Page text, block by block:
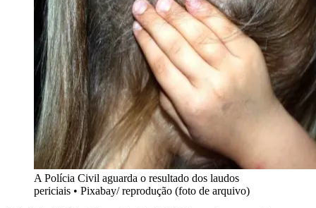
A Polícia Civil aguarda o resultado dos laudos
periciais • Pixabay/ reprodução (foto de arquivo)